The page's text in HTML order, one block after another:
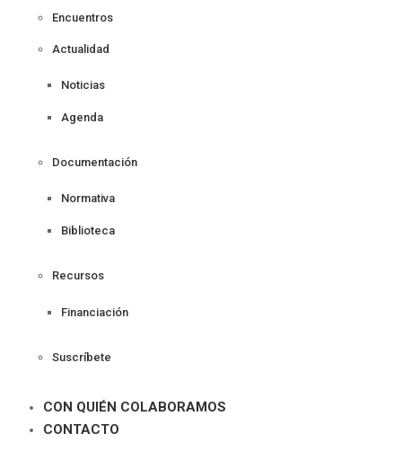
Encuentros
Actualidad
Noticias
Agenda
Documentación
Normativa
Biblioteca
Recursos
Financiación
Suscríbete
CON QUIÉN COLABORAMOS
CONTACTO